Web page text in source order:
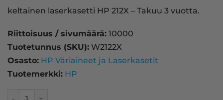
keltainen laserkasetti HP 212X – Takuu 3 vuotta.
Riittoisuus / sivumäärä: 10000
Tuotetunnus (SKU): W2122X
Osasto: HP Väriaineet ja Laserkasetit
Tuotemerkki: HP
HP 212X laserkasetti, keltainen – tarvike, premium määrä